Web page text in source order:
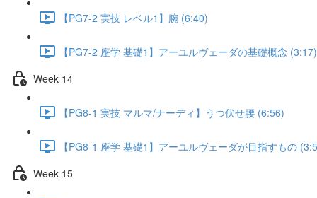
【PG7-2 実技 レベル1】腕 (6:40)
【PG7-2 座学 基礎1】アーユルヴェーダの基礎概念 (3:17)
Week 14
【PG8-1 実技 マルマ/ナーディ】うつ伏せ腰 (6:56)
【PG8-1 座学 基礎1】アーユルヴェーダが目指すもの
Week 15